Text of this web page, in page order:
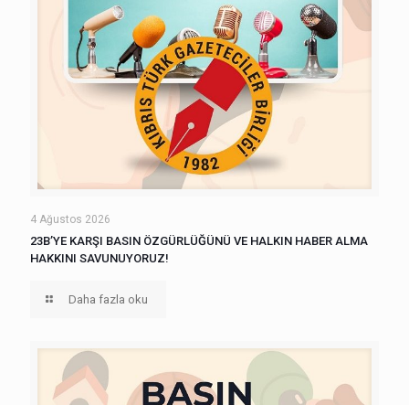
4 Ağustos 2026
23B’YE KARŞI BASIN ÖZGÜRLÜĞÜNÜ VE HALKIN HABER ALMA
HAKKINI SAVUNUYORUZ!
Daha fazla oku